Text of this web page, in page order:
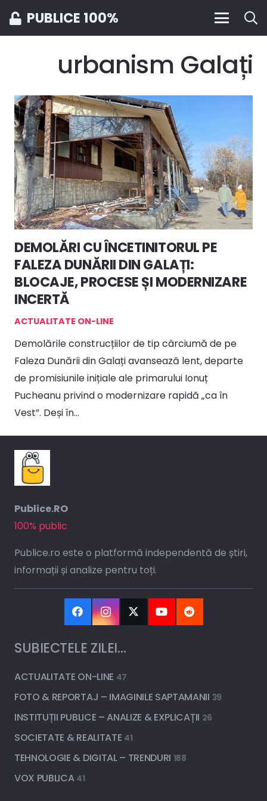
PUBLICE 100%
urbanism Galați
DEMOLĂRI CU ÎNCETINITORUL PE
FALEZA DUNĂRII DIN GALAȚI:
BLOCAJE, PROCESE ȘI MODERNIZARE
INCERTĂ
ACTUALITATE ON-LINE
Demolările construcțiilor de tip cârciumă de pe
Faleza Dunării din Galați avansează lent, departe
de promisiunile inițiale ale primarului Ionuț
Pucheanu privind o modernizare rapidă „ca în
Vest”. Deși în…
Publice.RO
100% public
Publice.ro este o platformă independentă de știri,
informații și analize pentru toți.
SUBIECTELE ZILEI…
ACTUALITATE ON-LINE 47
FOTO & REPORTAJ – IMAGINILE SAPTAMANII 39
INSTITUȚII PUBLICE – ANALIZE & EXPLICAȚII 26
SOCIETATE & REALITATE 41
TEHNOLOGIE & DIGITAL – TRENDURI 188
VOX PUBLICA 41